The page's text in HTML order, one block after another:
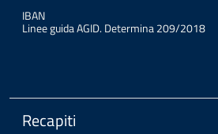
IBAN
Linee guida AGID. Determina 209/2018
Recapiti